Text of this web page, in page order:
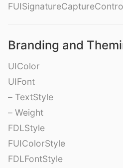
Branding and
UIColor
UIFont
– TextStyle
– Weight
FDLStyle
FUIColorStyle
FDLFontStyle